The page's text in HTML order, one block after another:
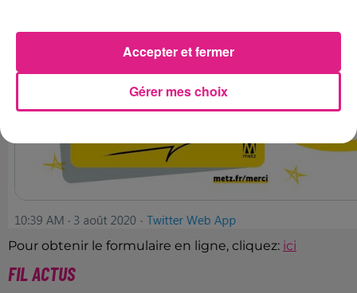
Pour obtenir le formulaire en ligne, cliquez: ici
FIL ACTUS
Gérer mes choix
Accepter et fermer